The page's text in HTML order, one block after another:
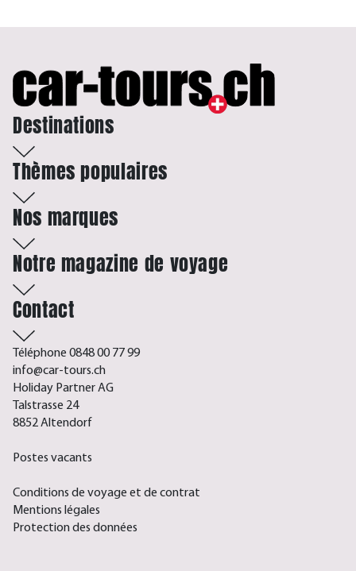
Destinations
Thèmes populaires
Nos marques
Notre magazine de voyage
Contact
Téléphone 0848 00 77 99
info@car-tours.ch
Holiday Partner AG
Talstrasse 24
8852 Altendorf
Postes vacants
Conditions de voyage et de contrat
Mentions légales
Protection des données